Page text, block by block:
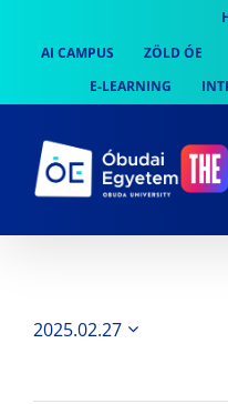
content
AI CAMPUS
ZÖLD ÓE
E-LEARNING
2025.02.27